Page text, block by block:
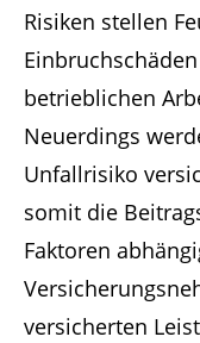
Risiken stellen
betrieblichen
Neuerdings
Unfallrisiko
somit die
Faktoren
versicherten